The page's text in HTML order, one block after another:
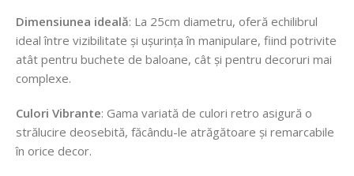
Dimensiunea ideală: La 25cm diametru, oferă echilibrul
ideal între vizibilitate și ușurința în manipulare, fiind potrivite
atât pentru buchete de baloane, cât și pentru decoruri mai
complexe.
Culori Vibrante: Gama variată de culori retro asigură o
strălucire deosebită, făcându-le atrăgătoare și remarcabile
în orice decor.